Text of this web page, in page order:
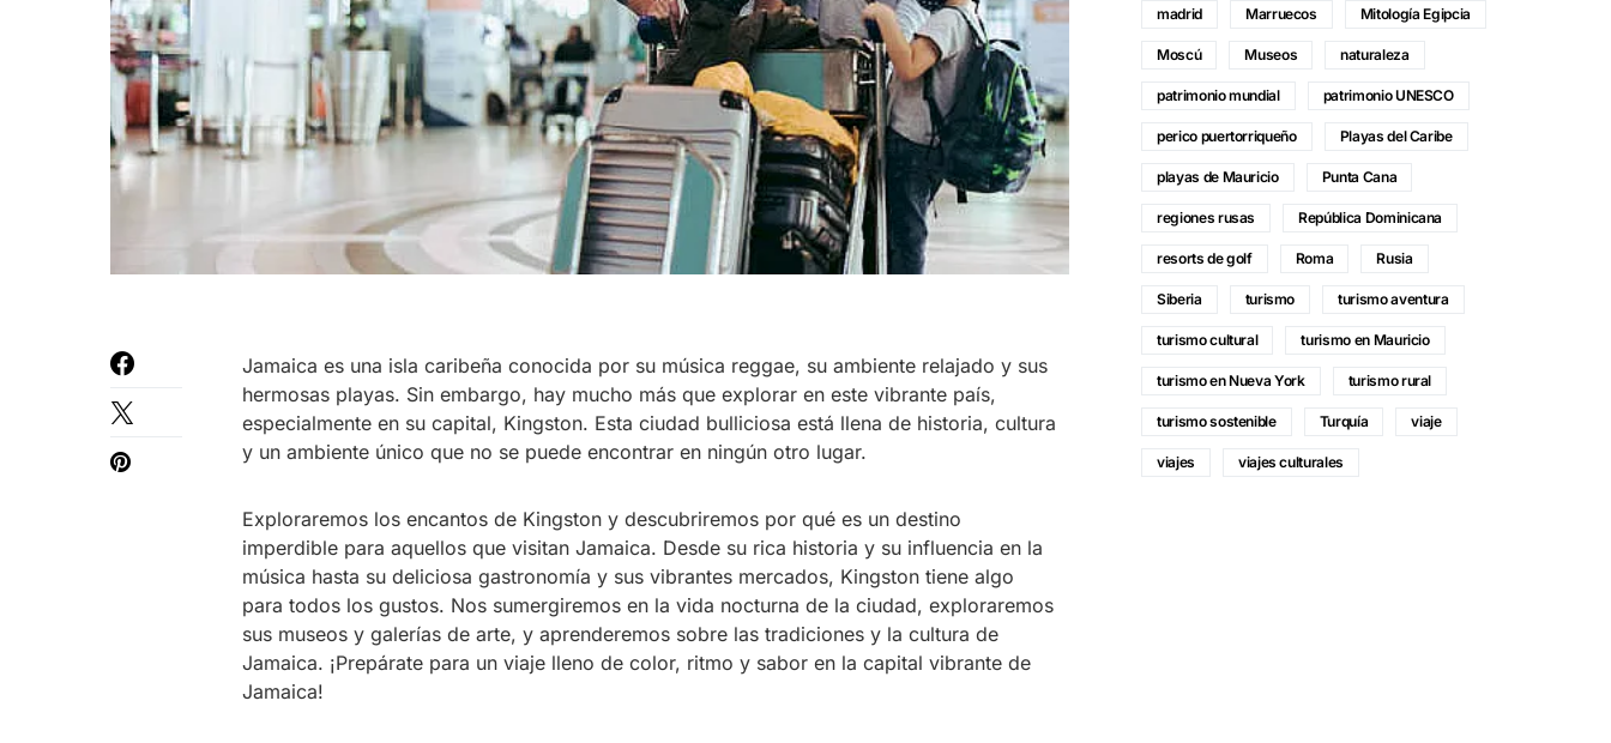
Jamaica es una isla caribeña conocida por su música reggae, su ambiente relajado y sus
hermosas playas. Sin embargo, hay mucho más que explorar en este vibrante país,
especialmente en su capital, Kingston. Esta ciudad bulliciosa está llena de historia, cultura
y un ambiente único que no se puede encontrar en ningún otro lugar.
Exploraremos los encantos de Kingston y descubriremos por qué es un destino
imperdible para aquellos que visitan Jamaica. Desde su rica historia y su influencia en la
música hasta su deliciosa gastronomía y sus vibrantes mercados, Kingston tiene algo
para todos los gustos. Nos sumergiremos en la vida nocturna de la ciudad, exploraremos
sus museos y galerías de arte, y aprenderemos sobre las tradiciones y la cultura de
Jamaica. ¡Prepárate para un viaje lleno de color, ritmo y sabor en la capital vibrante de
Jamaica!
madrid Marruecos Mitología Egipcia
Moscú Museos naturaleza
patrimonio mundial patrimonio UNESCO
perico puertorriqueño Playas del Caribe
playas de Mauricio Punta Cana
regiones rusas República Dominicana
resorts de golf Roma Rusia
Siberia turismo turismo aventura
turismo cultural turismo en Mauricio
turismo en Nueva York turismo rural
turismo sostenible Turquía viaje
viajes viajes culturales